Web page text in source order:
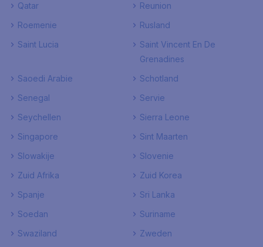
Qatar
Reunion
Roemenie
Rusland
Saint Lucia
Saint Vincent En De
Grenadines
Saoedi Arabie
Schotland
Senegal
Servie
Seychellen
Sierra Leone
Singapore
Sint Maarten
Slowakije
Slovenie
Zuid Afrika
Zuid Korea
Spanje
Sri Lanka
Soedan
Suriname
Swaziland
Zweden